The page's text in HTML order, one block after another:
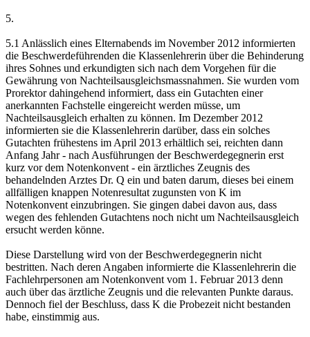
5.
5.1 Anlässlich eines Elternabends im November 2012 informierten
die Beschwerdeführenden die Klassenlehrerin über die Behinderung
ihres Sohnes und erkundigten sich nach dem Vorgehen für die
Gewährung von Nachteilsausgleichsmassnahmen. Sie wurden vom
Prorektor dahingehend informiert, dass ein Gutachten einer
anerkannten Fachstelle eingereicht werden müsse, um
Nachteilsausgleich erhalten zu können. Im Dezember 2012
informierten sie die Klassenlehrerin darüber, dass ein solches
Gutachten frühestens im April 2013 erhältlich sei, reichten dann
Anfang Jahr - nach Ausführungen der Beschwerdegegnerin erst
kurz vor dem Notenkonvent - ein ärztliches Zeugnis des
behandelnden Arztes Dr. Q ein und baten darum, dieses bei einem
allfälligen knappen Notenresultat zugunsten von K im
Notenkonvent einzubringen. Sie gingen dabei davon aus, dass
wegen des fehlenden Gutachtens noch nicht um Nachteilsausgleich
ersucht werden könne.
Diese Darstellung wird von der Beschwerdegegnerin nicht
bestritten. Nach deren Angaben informierte die Klassenlehrerin die
Fachlehrpersonen am Notenkonvent vom 1. Februar 2013 denn
auch über das ärztliche Zeugnis und die relevanten Punkte daraus.
Dennoch fiel der Beschluss, dass K die Probezeit nicht bestanden
habe, einstimmig aus.